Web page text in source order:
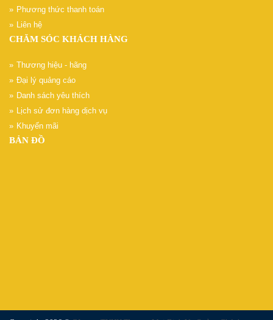
Phương thức thanh toán
Liên hệ
CHĂM SÓC KHÁCH HÀNG
Thương hiệu - hãng
Đại lý quảng cáo
Danh sách yêu thích
Lịch sử đơn hàng dịch vụ
Khuyến mãi
BẢN ĐỒ